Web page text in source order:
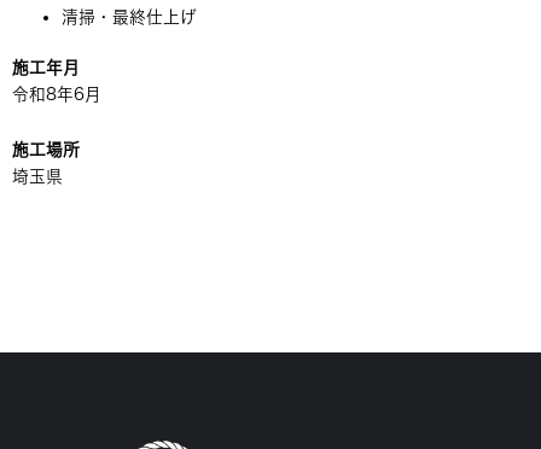
清掃・最終仕上げ
施工年月
令和8年6月
施工場所
埼玉県